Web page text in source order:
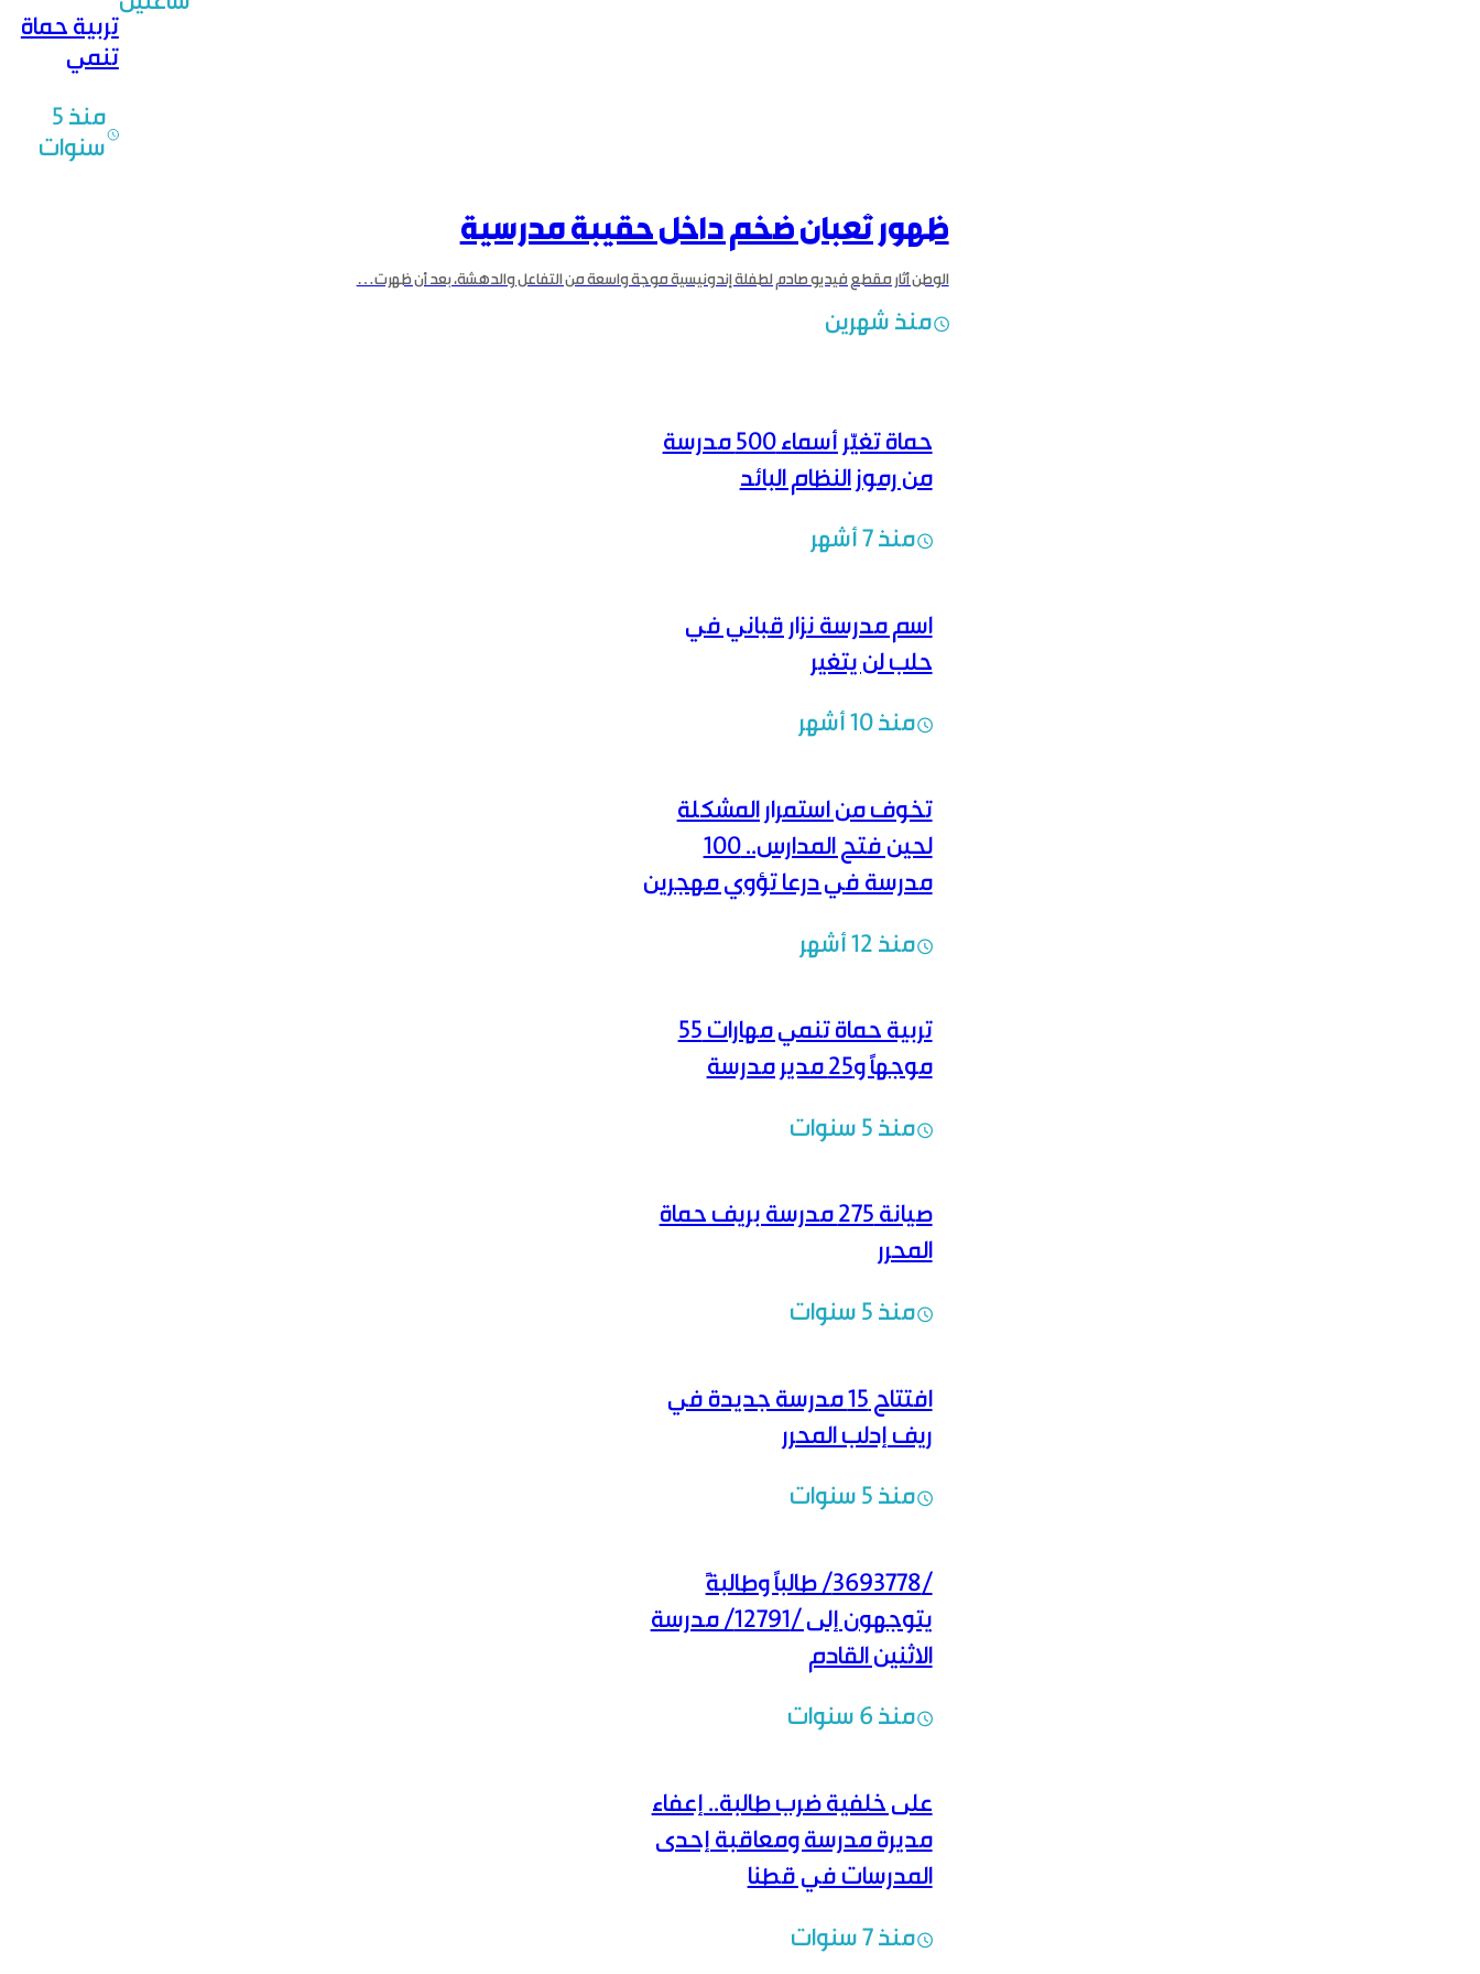
مدرسة في
درعا تؤوي
مهجرين
من
السويداء
تربية حماة
تنمي
مدير
منذ 5
سنوات
ظهور ثعبان ضخم داخل حقيبة مدرسية
منذ شهرين
حماة تغيّر أسماء 500 مدرسة
من رموز النظام البائد
منذ 7 أشهر
اسم مدرسة نزار قباني في
حلب لن يتغير
منذ 10 أشهر
تخوف من استمرار المشكلة
لحين فتح المدارس.. 100
مدرسة في درعا تؤوي مهجرين
منذ 12 أشهر
تربية حماة تنمي مهارات 55
موجهاً و25 مدير مدرسة
منذ 5 سنوات
صيانة 275 مدرسة بريف حماة
المحرر
منذ 5 سنوات
افتتاح 15 مدرسة جديدة في
ريف إدلب المحرر
منذ 5 سنوات
/3693778/ طالباً وطالبةً
يتوجهون إلى /12791/ مدرسة
الاثنين القادم
منذ 6 سنوات
على خلفية ضرب طالبة.. إعفاء
مديرة مدرسة ومعاقبة إحدى
المدرسات في قطنا
منذ 7 سنوات